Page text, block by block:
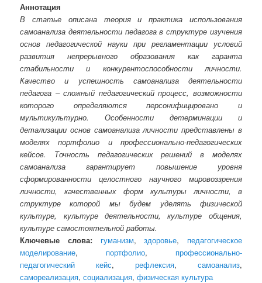
Аннотация
В статье описана теория и практика использования
самоанализа деятельности педагога в структуре изучения
основ педагогической науки при регламентации условий
развития непрерывного образования как гаранта
стабильности и конкурентоспособности личности.
Качество и успешность самоанализа деятельности
педагога – сложный педагогический процесс, возможности
которого определяются персонифицировано и
мультикультурно. Особенности детерминации и
детализации основ самоанализа личности представлены в
моделях портфолио и профессионально-педагогических
кейсов. Точность педагогических решений в моделях
самоанализа гарантирует повышение уровня
сформированности целостного научного мировоззрения
личности, качественных форм культуры личности, в
структуре которой мы будем уделять физической
культуре, культуре деятельности, культуре общения,
культуре самостоятельной работы.
Ключевые слова:
гуманизм,здоровье, педагогическое
моделирование, портфолио, профессионально-
педагогический кейс, рефлексия, самоанализ,
самореализация,социализация,физическая культура